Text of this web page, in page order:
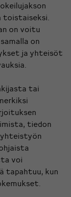
toistaiseksi.
on voitu
on
ja yhteisöt
tai
tiedon
voi
tapahtuu, kun